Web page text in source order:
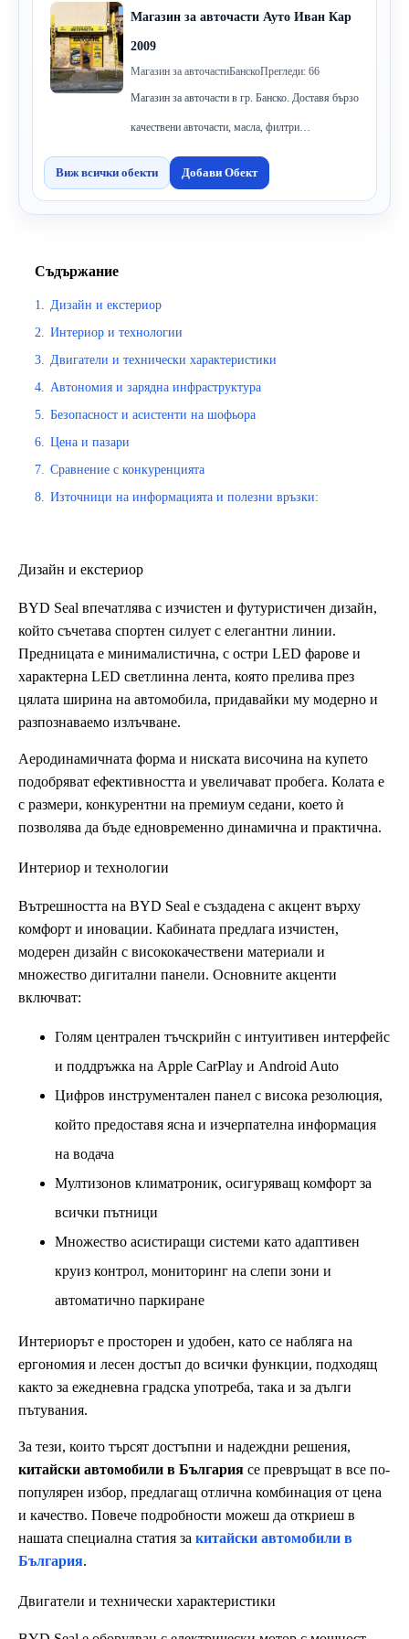
Магазин за авточасти Ауто Иван Кар
2009
Магазин за авточастиБанскоПрегледи: 66
Магазин за авточасти в гр. Банско. Доставя бързо
качествени авточасти, масла, филтри…
Виж всички обекти Добави Обект
Съдържание
1.
Дизайн и екстериор
2.
Интериор и технологии
3.
Двигатели и технически характеристики
4.
Автономия и зарядна инфраструктура
5.
Безопасност и асистенти на шофьора
6.
Цена и пазари
7.
Сравнение с конкуренцията
8.
Източници на информацията и полезни връзки:
Дизайн и екстериор
BYD Seal впечатлява с изчистен и футуристичен дизайн,
който съчетава спортен силует с елегантни линии.
Предницата е минималистична, с остри LED фарове и
характерна LED светлинна лента, която прелива през
цялата ширина на автомобила, придавайки му модерно и
разпознаваемо излъчване.
Аеродинамичната форма и ниската височина на купето
подобряват ефективността и увеличават пробега. Колата е
с размери, конкурентни на премиум седани, което ѝ
позволява да бъде едновременно динамична и практична.
Интериор и технологии
Вътрешността на BYD Seal е създадена с акцент върху
комфорт и иновации. Кабината предлага изчистен,
модерен дизайн с висококачествени материали и
множество дигитални панели. Основните акценти
включват:
Голям централен тъчскрийн с интуитивен интерфейс
и поддръжка на Apple CarPlay и Android Auto
Цифров инструментален панел с висока резолюция,
който предоставя ясна и изчерпателна информация
на водача
Мултизонов климатроник, осигуряващ комфорт за
всички пътници
Множество асистиращи системи като адаптивен
круиз контрол, мониторинг на слепи зони и
автоматично паркиране
Интериорът е просторен и удобен, като се набляга на
ергономия и лесен достъп до всички функции, подходящ
както за ежедневна градска употреба, така и за дълги
пътувания.
За тези, които търсят достъпни и надеждни решения,
китайски автомобили в България се превръщат в все по-
популярен избор, предлагащ отлична комбинация от цена
и качество. Повече подробности можеш да откриеш в
нашата специална статия за китайски автомобили в
България.
Двигатели и технически характеристики